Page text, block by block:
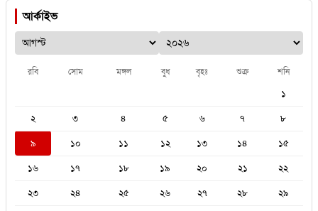
আর্কাইভ
রবি সোম মঙ্গল বুধ বৃহঃ শুক্র শনি
১
২
৩ ৪ ৫ ৬ ৭
৮
৯
১০ ১১ ১২ ১৩ ১৪
১৫
১৬
১৭ ১৮ ১৯ ২০ ২১
২২
২৩
২৪ ২৫ ২৬ ২৭ ২৮ ২৯